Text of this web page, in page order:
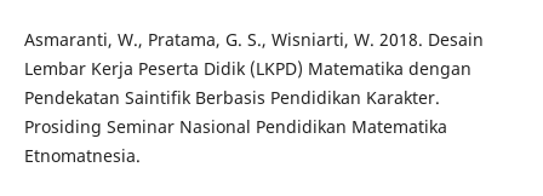
Asmaranti, W., Pratama, G. S., Wisniarti, W. 2018. Desain
Lembar Kerja Peserta Didik (LKPD) Matematika dengan
Pendekatan Saintifik Berbasis Pendidikan Karakter.
Prosiding Seminar Nasional Pendidikan Matematika
Etnomatnesia.